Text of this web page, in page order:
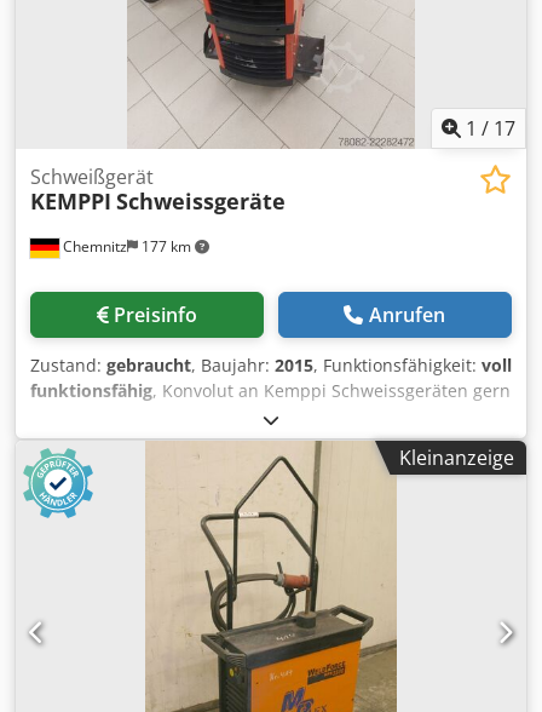
1 / 17
Chemnitz 177 km
Schweißgerät
KEMPPI Schweissgeräte
Preisinfo Anrufen
Zustand: gebraucht, Baujahr: 2015, Funktionsfähigkeit: voll
funktionsfähig, Konvolut an Kemppi Schweissgeräten gern
zusammen aber auch einzeln zu veräußern Die
Schweissgeräte stammen aus einer Schweisserausbildung.
Dkedpfszkaiksx Anzor Sie können gern bei uns am
Standort Chemnitz besichtigt werden. - Kemppi ACDC
MasterTig 3500 dreiphasiges WIG-Schweißgerät, sowohl
Wechselstrom- als auch Gleichstrom Stabelektroden-
Schweißen (MMA) mit integrierter Kühleinheit - Kemppi
ACDC MasterTig 2500 - Kemppi MasterTig MLS 2300 (2x) -
Kemppi MasterTig MLS 3500
Kleinanzeige